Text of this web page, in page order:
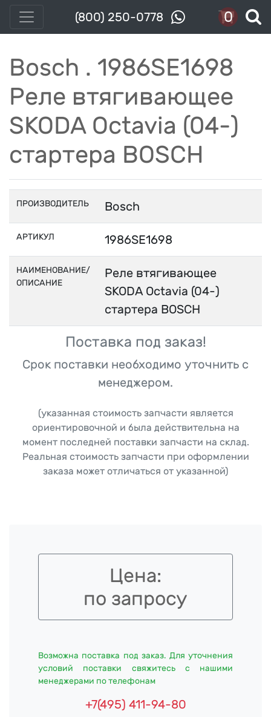
(800) 250-0778 0
Bosch . 1986SE1698
Реле втягивающее
SKODA Octavia (04-)
стартера BOSCH
ПРОИЗВОДИТЕЛЬ Bosch
АРТИКУЛ 1986SE1698
НАИМЕНОВАНИЕ/
ОПИСАНИЕ
Реле втягивающее
SKODA Octavia (04-)
стартера BOSCH
Поставка под заказ!
Срок поставки необходимо уточнить с
менеджером.
(указанная стоимость запчасти является
ориентировочной и была действительна на
момент последней поставки запчасти на склад.
Реальная стоимость запчасти при оформлении
заказа может отличаться от указанной)
Цена:
по запросу
Возможна поставка под заказ. Для уточнения
условий поставки свяжитесь с нашими
менеджерами по телефонам
+7(495) 411-94-80